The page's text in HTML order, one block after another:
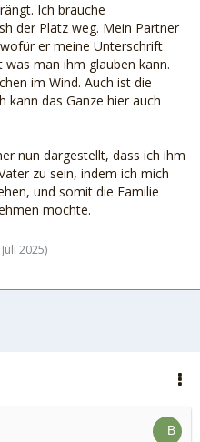
Ich brauche
der Platz weg. Mein Partner
er meine Unterschrift
man ihm glauben kann.
im Wind. Auch ist die
kann das Ganze hier auch
nun dargestellt, dass ich ihm
zu sein, indem ich mich
und somit die Familie
möchte.
2025)